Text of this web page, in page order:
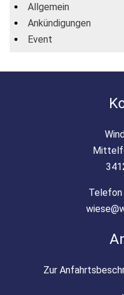
Allgemein
Ankündigungen
Event
Telefon
Zur